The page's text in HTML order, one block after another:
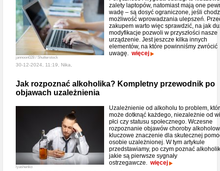
jannoon028 / Shutterstock
zalety laptopów, natomiast mają one
wadę – są dosyć ograniczone, jeśli
możliwość wprowadzania ulepszeń.
zakupem warto więc sprawdzić, na jak
modyfikacje pozwoli w przyszłości nasze
urządzenie. Jest jeszcze kilka innych
elementów, na które powinniśmy zwrócić
uwagę. więcej
30-12-2024, 11:19, Nika,
Jak rozpoznać alkoholika? Kompletny przewodnik po
objawach uzależnienia
lyashenko
Uzależnienie od alkoholu to problem,
może dotknąć każdego, niezależnie od
płci czy statusu społecznego. Wczesne
rozpoznanie objawów choroby
kluczowe znaczenie dla skutecznej
osobie uzależnionej. W tym artykule
przedstawiamy, po czym poznać
jakie są pierwsze sygnały
ostrzegawcze. więcej